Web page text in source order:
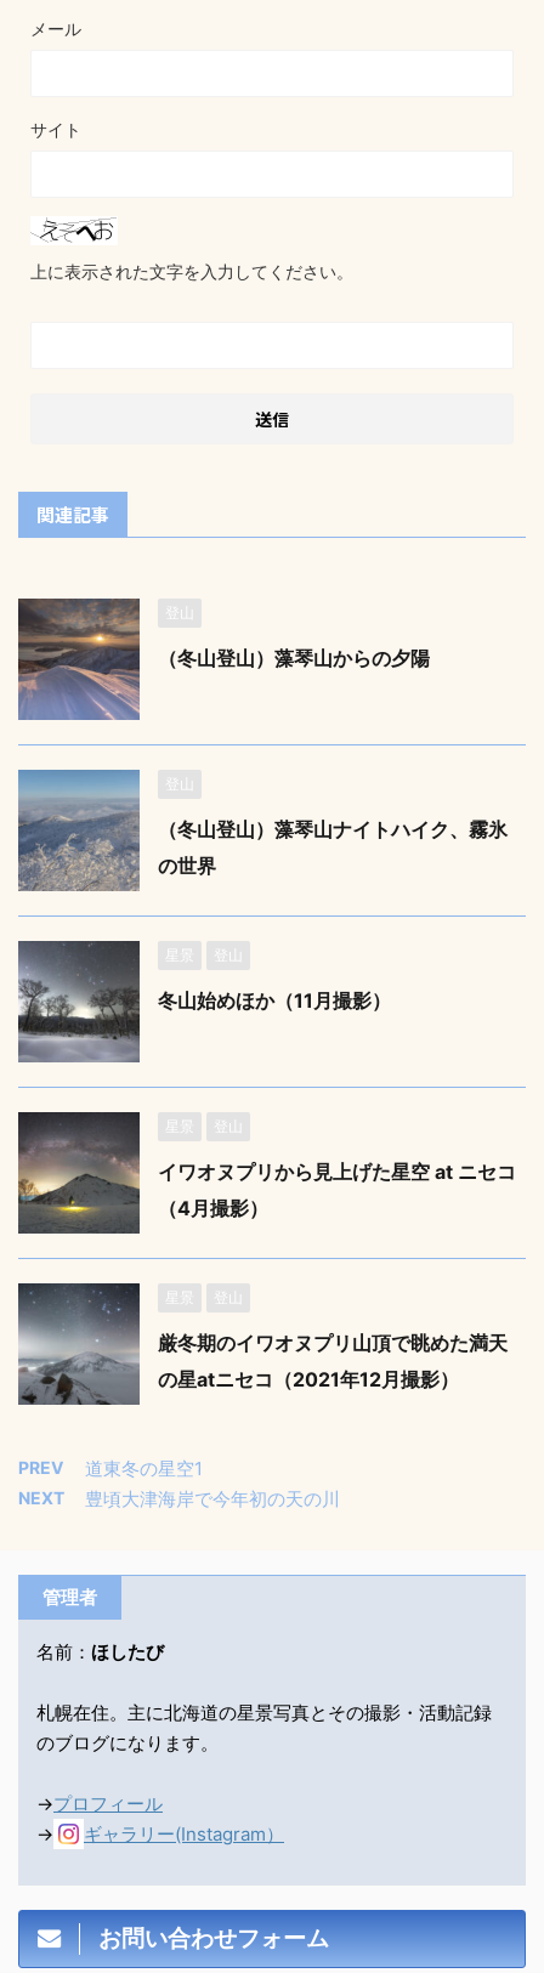
メール
サイト
上に表示された文字を入力してください。
関連記事
登山
（冬山登山）藻琴山からの夕陽
登山
（冬山登山）藻琴山ナイトハイク、霧氷
の世界
星景 登山
冬山始めほか（11月撮影）
星景 登山
イワオヌプリから見上げた星空 at ニセコ
（4月撮影）
星景 登山
厳冬期のイワオヌプリ山頂で眺めた満天
の星atニセコ（2021年12月撮影）
PREV 道東冬の星空1
NEXT 豊頃大津海岸で今年初の天の川
管理者
名前： ほしたび
札幌在住。主に北海道の星景写真とその撮影・活動記録
のブログになります。
→プロフィール
→
ギャラリー(Instagram）
お問い合わせフォーム